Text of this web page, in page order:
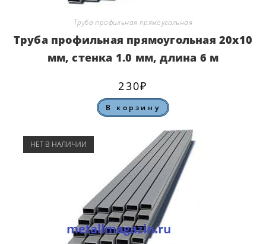
Труба профильная прямоугольная
Труба профильная прямоугольная 20х10
мм, стенка 1.0 мм, длина 6 м
230₽
В корзину
НЕТ В НАЛИЧИИ